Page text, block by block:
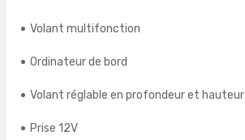
Volant multifonction
Ordinateur de bord
Volant réglable en profondeur et hauteur
Prise 12V